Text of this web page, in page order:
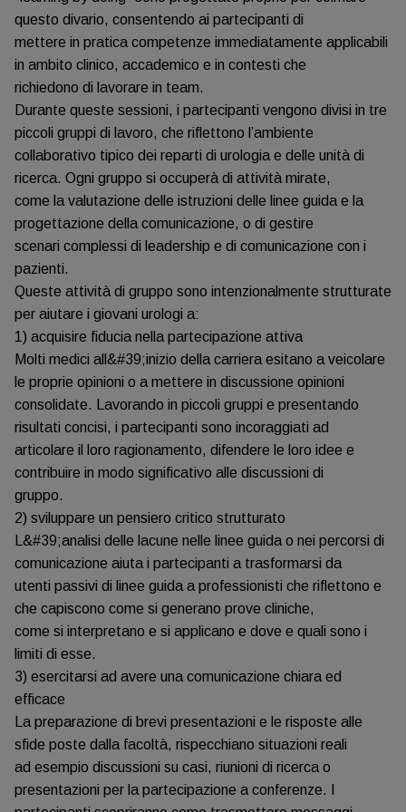
questo divario, consentendo ai partecipanti di
mettere in pratica competenze immediatamente applicabili
in ambito clinico, accademico e in contesti che
richiedono di lavorare in team.
Durante queste sessioni, i partecipanti vengono divisi in tre
piccoli gruppi di lavoro, che riflettono l’ambiente
collaborativo tipico dei reparti di urologia e delle unità di
ricerca. Ogni gruppo si occuperà di attività mirate,
come la valutazione delle istruzioni delle linee guida e la
progettazione della comunicazione, o di gestire
scenari complessi di leadership e di comunicazione con i
pazienti.
Queste attività di gruppo sono intenzionalmente strutturate
per aiutare i giovani urologi a:
1) acquisire fiducia nella partecipazione attiva
Molti medici all&#39;inizio della carriera esitano a veicolare
le proprie opinioni o a mettere in discussione opinioni
consolidate. Lavorando in piccoli gruppi e presentando
risultati concisi, i partecipanti sono incoraggiati ad
articolare il loro ragionamento, difendere le loro idee e
contribuire in modo significativo alle discussioni di
gruppo.
2) sviluppare un pensiero critico strutturato
L&#39;analisi delle lacune nelle linee guida o nei percorsi di
comunicazione aiuta i partecipanti a trasformarsi da
utenti passivi di linee guida a professionisti che riflettono e
che capiscono come si generano prove cliniche,
come si interpretano e si applicano e dove e quali sono i
limiti di esse.
3) esercitarsi ad avere una comunicazione chiara ed
efficace
La preparazione di brevi presentazioni e le risposte alle
sfide poste dalla facoltà, rispecchiano situazioni reali
ad esempio discussioni su casi, riunioni di ricerca o
presentazioni per la partecipazione a conferenze. I